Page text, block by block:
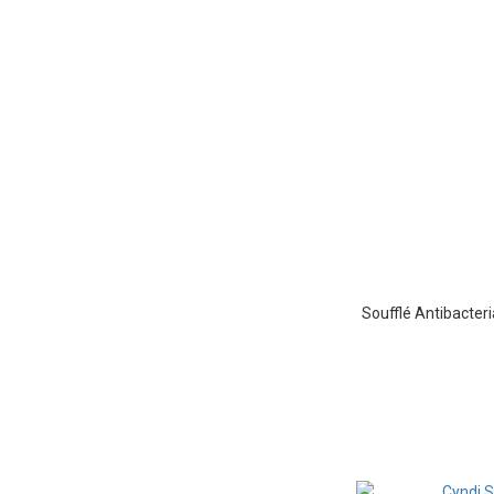
Soufflé